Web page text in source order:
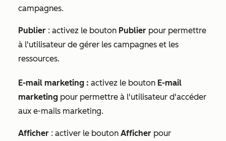
campagnes.
Publier : activez le bouton Publier pour permettre
à l'utilisateur de gérer les campagnes et les
ressources.
E-mail marketing : activez le bouton E-mail
marketing pour permettre à l'utilisateur d'accéder
aux e-mails marketing.
Afficher : activer le bouton Afficher pour